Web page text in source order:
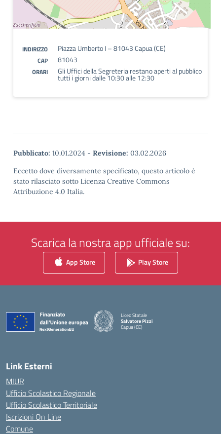
INDIRIZZO Piazza Umberto I – 81043 Capua (CE)
CAP 81043
ORARI Gli Uffici della Segreteria restano aperti al pubblico
tutti i giorni dalle 10:30 alle 12:30
Pubblicato: 10.01.2024 - Revisione: 03.02.2026
Eccetto dove diversamente specificato, questo articolo è
stato rilasciato sotto Licenza Creative Commons
Attribuzione 4.0 Italia.
Scarica la nostra app ufficiale su:
App Store Play Store
Liceo Statale
Salvatore Pizzi
Capua (CE)
— Visita la pagina iniziale della scuola
Link Esterni
MIUR
Ufficio Scolastico Regionale
Ufficio Scolastico Territoriale
Iscrizioni On Line
Comune